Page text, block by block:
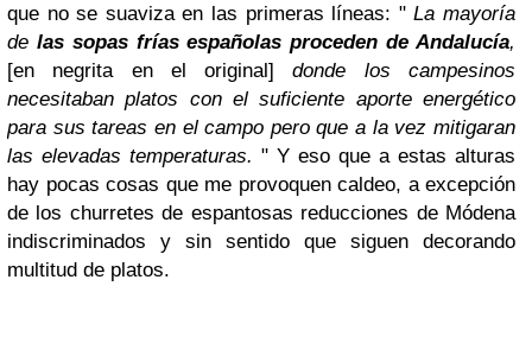
que no se suaviza en las primeras líneas: "La mayoría
de las sopas frías españolas proceden de Andalucía,
[en negrita en el original] donde los campesinos
necesitaban platos con el suficiente aporte energético
para sus tareas en el campo pero que a la vez mitigaran
las elevadas temperaturas. " Y eso que a estas alturas
hay pocas cosas que me provoquen caldeo, a excepción
de los churretes de espantosas reducciones de Módena
indiscriminados y sin sentido que siguen decorando
multitud de platos.